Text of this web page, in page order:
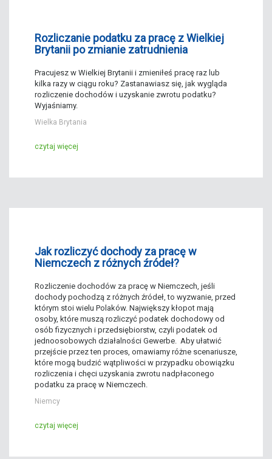
Rozliczanie podatku za pracę z Wielkiej
Brytanii po zmianie zatrudnienia
Pracujesz w Wielkiej Brytanii i zmieniłeś pracę raz lub
kilka razy w ciągu roku? Zastanawiasz się, jak wygląda
rozliczenie dochodów i uzyskanie zwrotu podatku?
Wyjaśniamy.
Wielka Brytania
czytaj więcej
Jak rozliczyć dochody za pracę w
Niemczech z różnych źródeł?
Rozliczenie dochodów za pracę w Niemczech, jeśli
dochody pochodzą z różnych źródeł, to wyzwanie, przed
którym stoi wielu Polaków. Największy kłopot mają
osoby, które muszą rozliczyć podatek dochodowy od
osób fizycznych i przedsiębiorstw, czyli podatek od
jednoosobowych działalności Gewerbe. Aby ułatwić
przejście przez ten proces, omawiamy różne scenariusze,
które mogą budzić wątpliwości w przypadku obowiązku
rozliczenia i chęci uzyskania zwrotu nadpłaconego
podatku za pracę w Niemczech.
Niemcy
czytaj więcej